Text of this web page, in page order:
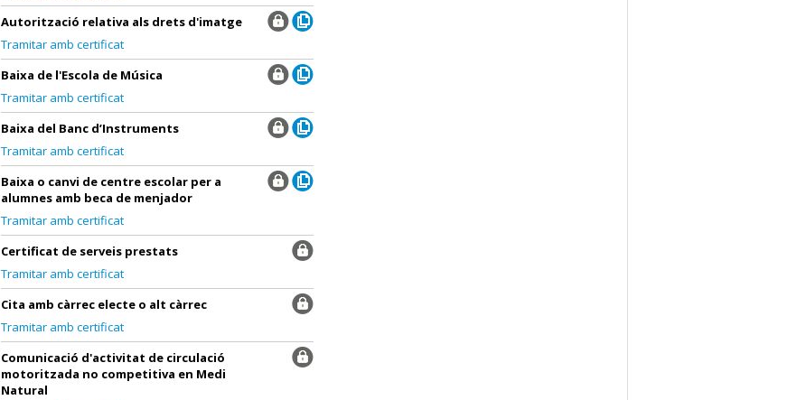
Autorització relativa als drets d'imatge
Tramitar amb certificat
Baixa de l'Escola de Música
Tramitar amb certificat
Baixa del Banc d’Instruments
Tramitar amb certificat
Baixa o canvi de centre escolar per a
alumnes amb beca de menjador
Tramitar amb certificat
Certificat de serveis prestats
Tramitar amb certificat
Cita amb càrrec electe o alt càrrec
Tramitar amb certificat
Comunicació d'activitat de circulació
motoritzada no competitiva en Medi
Natural